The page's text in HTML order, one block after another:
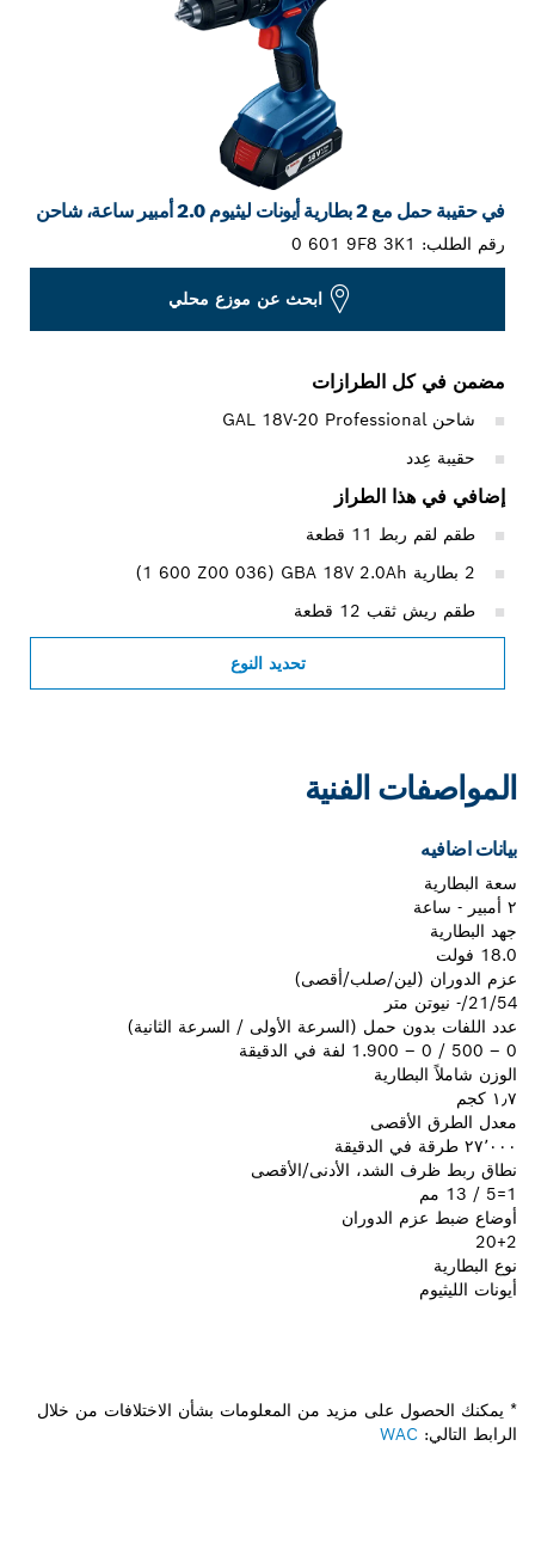
في حقيبة حمل مع 2 بطارية أيونات ليثيوم 2.0 أمبير ساعة، شاحن
رقم الطلب:0 601 9F8 3K1
ابحث عن موزع محلي
مضمن في كل الطرازات
شاحن GAL 18V-20 Professional
حقيبة عِدد
إضافي في هذا الطراز
طقم لقم ربط 11 قطعة
طقم ريش ثقب 12 قطعة
تحديد النوع
المواصفات الفنية
بيانات اضافيه
سعة البطارية
جهد البطارية
18.0 فولت
عزم الدوران (لين/صلب/أقصى)
21/54/- نيوتن متر
عدد اللفات بدون حمل (السرعة الأولى / السرعة الثانية)‎
الوزن شاملاً البطارية
١٫٧ كجم
معدل الطرق الأقصى
٢٧٬٠٠٠ طرقة في الدقيقة
نطاق ربط ظرف الشد، الأدنى/الأقصى
أوضاع ضبط عزم الدوران
20+2
نوع البطارية
أيونات الليثيوم
* يمكنك الحصول على مزيد من المعلومات بشأن الاختلافات من خلال
الرابط التالي: WAC